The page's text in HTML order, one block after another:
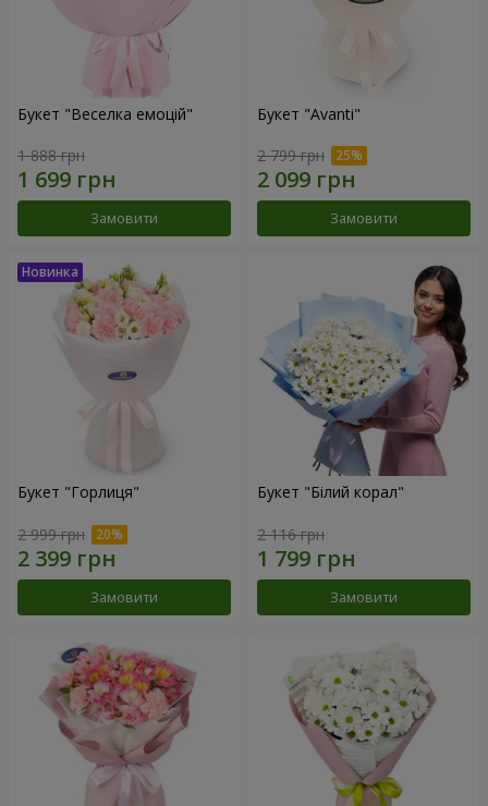
Букет "Веселка емоцій"
1 888 грн
Замовити
Букет "Avanti"
2 799 грн
Замовити
Букет "Горлиця"
2 999 грн
Замовити
Букет "Білий корал"
2 116 грн
Замовити